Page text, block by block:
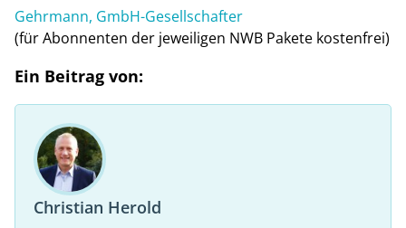
Gehrmann, GmbH-Gesellschafter
(für Abonnenten der jeweiligen NWB Pakete kostenfrei)
Ein Beitrag von:
Christian Herold